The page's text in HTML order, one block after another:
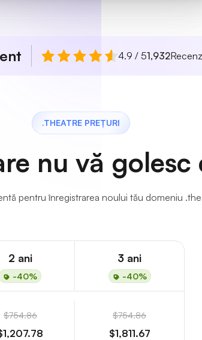
4.9 / 51,932
.THEATRE PREȚURI
nu vă golesc
pentru înregistrarea noului tău domeniu
2 ani
-40%
3 ani
-40%
$754.86 $754.86
$1,811.67